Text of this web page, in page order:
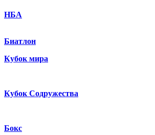
НБА
Биатлон
Кубок мира
Кубок Содружества
Бокс